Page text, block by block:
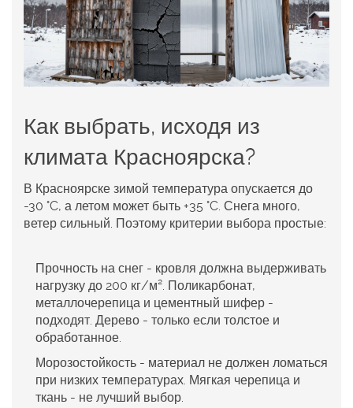
Как выбрать, исходя из
климата Красноярска?
В Красноярске зимой температура опускается до
-30 °C, а летом может быть +35 °C. Снега много,
ветер сильный. Поэтому критерии выбора простые:
Прочность на снег - кровля должна выдерживать
нагрузку до 200 кг/м². Поликарбонат,
металлочерепица и цементный шифер -
подходят. Дерево - только если толстое и
обработанное.
Морозостойкость - материал не должен ломаться
при низких температурах. Мягкая черепица и
ткань - не лучший выбор.